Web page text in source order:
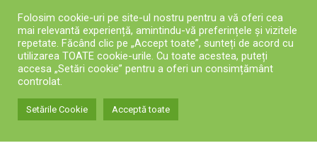
Folosim cookie-uri pe site-ul nostru pentru a vă oferi cea
mai relevantă experiență, amintindu-vă preferințele și vizitele
repetate. Făcând clic pe „Accept toate”, sunteți de acord cu
utilizarea TOATE cookie-urile. Cu toate acestea, puteți
accesa „Setări cookie” pentru a oferi un consimțământ
controlat.
Setările Cookie Acceptă toate